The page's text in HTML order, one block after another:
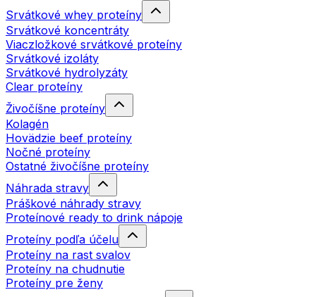
Srvátkové whey proteíny
Srvátkové koncentráty
Viaczložkové srvátkové proteíny
Srvátkové izoláty
Srvátkové hydrolyzáty
Clear proteíny
Živočíšne proteíny
Kolagén
Hovädzie beef proteíny
Nočné proteíny
Ostatné živočíšne proteíny
Náhrada stravy
Práškové náhrady stravy
Proteínové ready to drink nápoje
Proteíny podľa účelu
Proteíny na rast svalov
Proteíny na chudnutie
Proteíny pre ženy